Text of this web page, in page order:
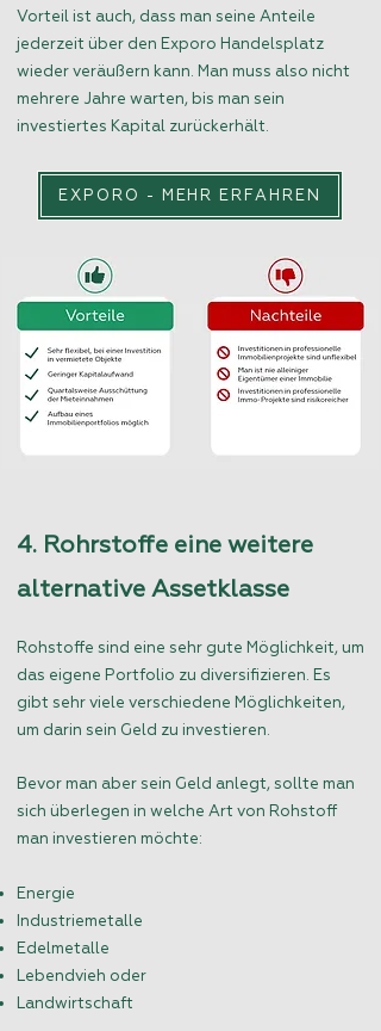
Vorteil ist auch, dass man seine Anteile
jederzeit über den Exporo Handelsplatz
wieder veräußern kann. Man muss also nicht
mehrere Jahre warten, bis man sein
investiertes Kapital zurückerhält.
EXPORO - MEHR ERFAHREN
4. Rohrstoffe eine weitere
alternative Assetklasse
Rohstoffe sind eine sehr gute Möglichkeit, um
das eigene Portfolio zu diversifizieren. Es
gibt sehr viele verschiedene Möglichkeiten,
um darin sein Geld zu investieren.
Bevor man aber sein Geld anlegt, sollte man
sich überlegen in welche Art von Rohstoff
man investieren möchte:
Energie
Industriemetalle
Edelmetalle
Lebendvieh oder
Landwirtschaft